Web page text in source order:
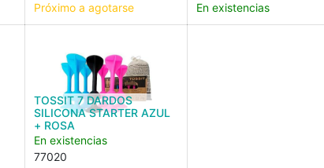
Próximo a agotarse
En existencias
TOSSIT 7 DARDOS
SILICONA STARTER AZUL
+ ROSA
En existencias
77020